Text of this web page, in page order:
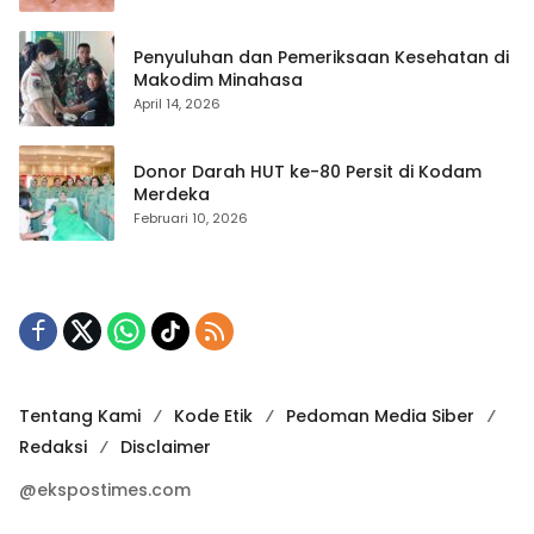
Penyuluhan dan Pemeriksaan Kesehatan di
Makodim Minahasa
April 14, 2026
Donor Darah HUT ke-80 Persit di Kodam
Merdeka
Februari 10, 2026
Tentang Kami Kode Etik
Pedoman Media Siber
Redaksi
Disclaimer
@ekspostimes.com